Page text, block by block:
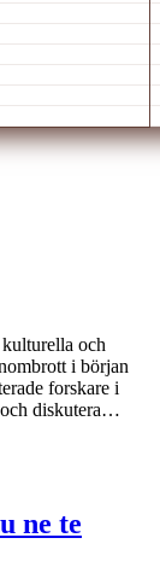
och
i början
forskare i
och diskutera…
ne te